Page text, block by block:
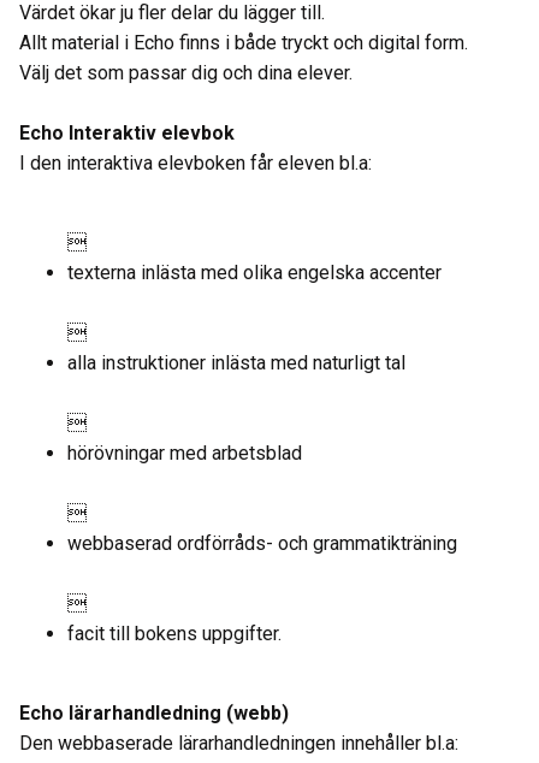
Värdet ökar ju fler delar du lägger till.
Allt material i Echo finns i både tryckt och digital form.
Välj det som passar dig och dina elever.
Echo Interaktiv elevbok
I den interaktiva elevboken får eleven bl.a:

texterna inlästa med olika engelska accenter

alla instruktioner inlästa med naturligt tal

hörövningar med arbetsblad

webbaserad ordförråds- och grammatikträning

facit till bokens uppgifter.
Echo lärarhandledning (webb)
Den webbaserade lärarhandledningen innehåller bl.a: